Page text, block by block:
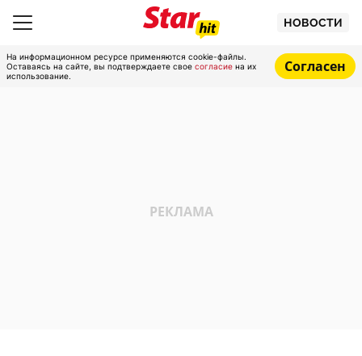
НОВОСТИ
На информационном ресурсе применяются cookie-файлы.
Оставаясь на сайте, вы подтверждаете свое согласие на их
использование.
Согласен